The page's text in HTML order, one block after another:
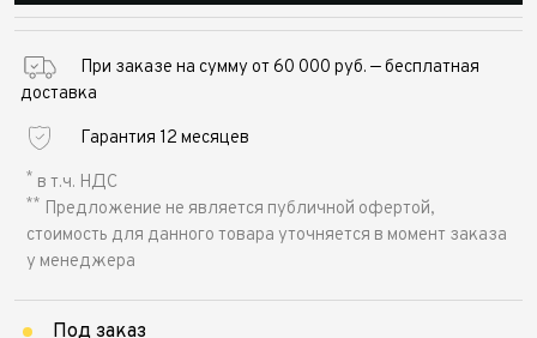
При заказе на сумму от 60 000 руб. — бесплатная
доставка
Гарантия 12 месяцев
* в т.ч. НДС
** Предложение не является публичной офертой,
стоимость для данного товара уточняется в момент заказа
у менеджера
Под заказ